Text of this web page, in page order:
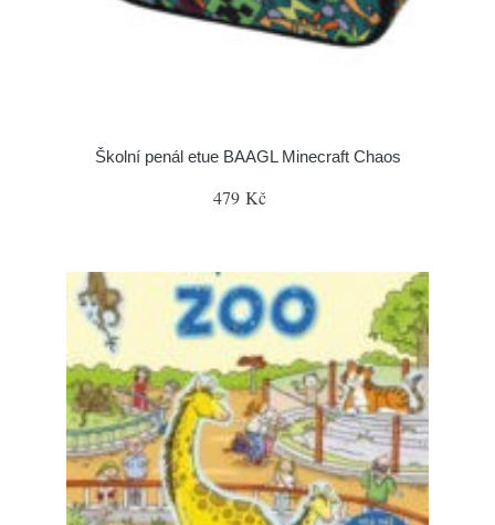
Školní penál etue BAAGL Minecraft Chaos
479 Kč